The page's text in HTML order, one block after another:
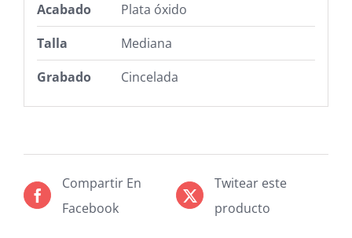
Acabado
Plata óxido
Talla
Mediana
Grabado
Cincelada
Compartir En
Facebook
Twitear este
producto